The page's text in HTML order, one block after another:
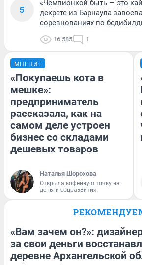
5
«Чемпионкой быть — это
декрете из Барнаула
соревнованиях по
16 585 1
МНЕНИЕ
«Покупаешь кота в
мешке»:
предприниматель
рассказала, как на
самом деле устроен
бизнес со складами
дешевых товаров
Наталья Шорохова
Открыла кофейную точку на
деньги соцразвития
«Вам зачем он?»:
за свои деньги
деревне Архангельской